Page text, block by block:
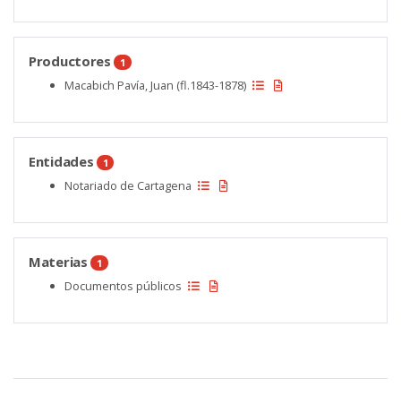
Productores 1
Macabich Pavía, Juan (fl.1843-1878)
Entidades 1
Notariado de Cartagena
Materias 1
Documentos públicos